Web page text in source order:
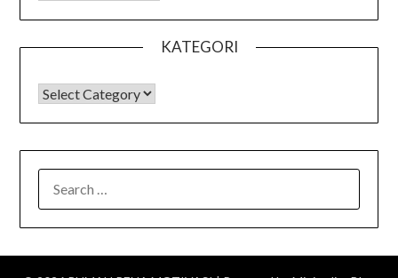
KATEGORI
KATEGORI
FOR: